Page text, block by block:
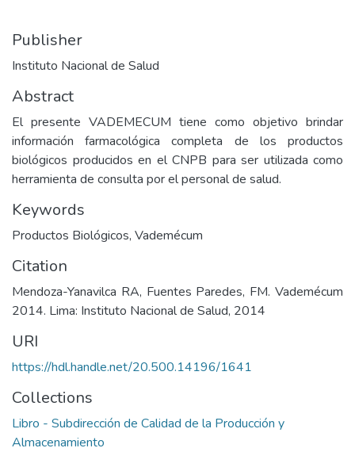
Publisher
Instituto Nacional de Salud
Abstract
El presente VADEMECUM tiene como objetivo brindar
información farmacológica completa de los productos
biológicos producidos en el CNPB para ser utilizada como
herramienta de consulta por el personal de salud.
Keywords
Productos Biológicos, Vademécum
Citation
Mendoza-Yanavilca RA, Fuentes Paredes, FM. Vademécum
2014. Lima: Instituto Nacional de Salud, 2014
URI
https://hdl.handle.net/20.500.14196/1641
Collections
Libro - Subdirección de Calidad de la Producción y
Almacenamiento